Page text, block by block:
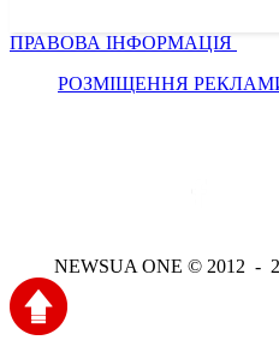
ПРАВОВА ІНФОРМАЦІЯ
РОЗМІЩЕННЯ
NEWSUA ONE © 2012 -